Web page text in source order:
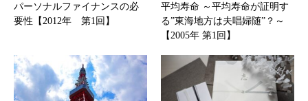
パーソナルファイナンスの必
要性【2012年 第1回】
平均寿命 ～平均寿命が証明す
る”東海地方は夫唱婦随”？～
【2005年 第1回】